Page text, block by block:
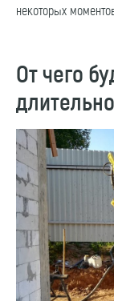
некоторых
От чего